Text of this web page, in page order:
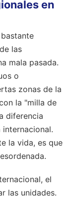
en
las
mala pasada.
o
zonas de la
la "milla de
diferencia
la vida, es que
el
las unidades.